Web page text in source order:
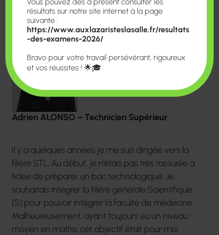
clients.
Adrien ALONSO – Technicien Supérieur
Il y a quelques années je me suis dirigée vers la
filière STL. Au début, je n’étais pas très rassurée à
l’idée de préparer un bac technologique. Je
souhaitais intégrer la filière générale Scientifique
(S) pour pouvoir intégrer la faculté de médecine.
Malheureusement, ayant toujours eu un niveau
moyen en maths, cet objectif était pour moi
résultats sur notre site internet à la page
suivante :
https://www.auxlazaristeslasalle.fr/resultats
-des-examens-2026/
Bravo pour votre travail persévérant, rigoureux
et vos réussites ! 🌟🎓